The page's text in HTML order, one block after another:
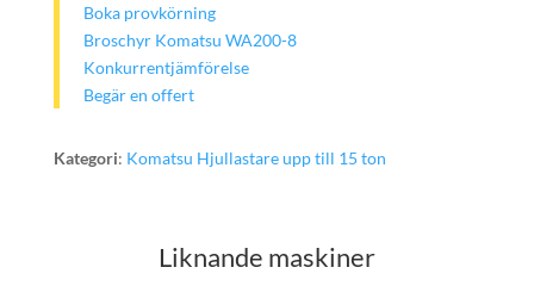
Boka provkörning
Broschyr Komatsu WA200-8
Konkurrentjämförelse
Begär en offert
Kategori: Komatsu Hjullastare upp till 15 ton
Liknande maskiner